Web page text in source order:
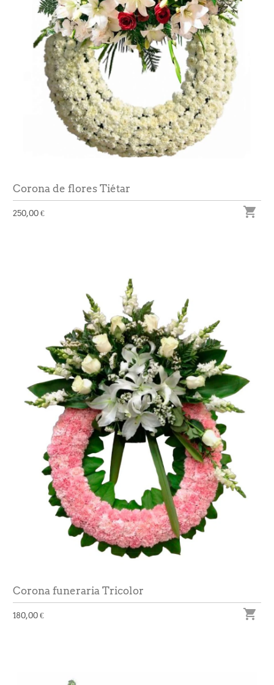
Corona de flores Tiétar
250,00 € 
Corona funeraria Tricolor
180,00 € 